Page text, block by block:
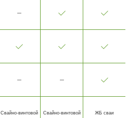
Свайно-винтовой Свайно-винтовой ЖБ сваи